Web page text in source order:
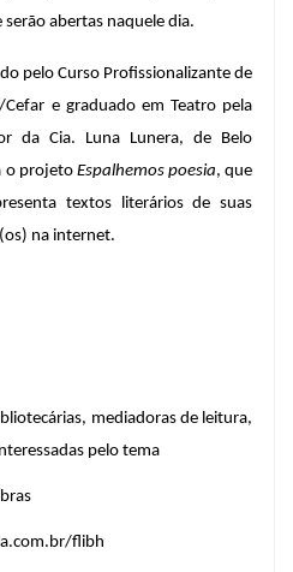
abertas naquele dia.
pelo Curso Profissionalizante de
e graduado em Teatro pela
da Cia. Luna Lunera, de Belo
o projeto Espalhemos poesia, que
textos literários de suas
na internet.
mediadoras de leitura,
pelo tema
flibh